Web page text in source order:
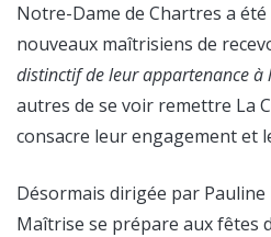
Notre-Dame de Chartres a
nouveaux maîtrisiens de
distinctif de leur appartenance à
autres de se voir remettre La
consacre leur engagement et
Désormais dirigée par
Maîtrise se prépare aux fêtes